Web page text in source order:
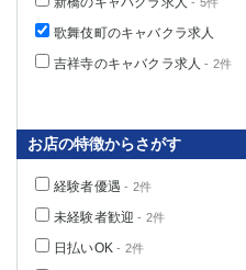
歌舞伎町のキャバクラ求人
吉祥寺のキャバクラ求人- 2件
お店の特徴からさがす
経験者優遇 - 2件
未経験者歓迎 - 2件
日払いOK - 2件
群馬県
高崎 館林
該当求人 0件